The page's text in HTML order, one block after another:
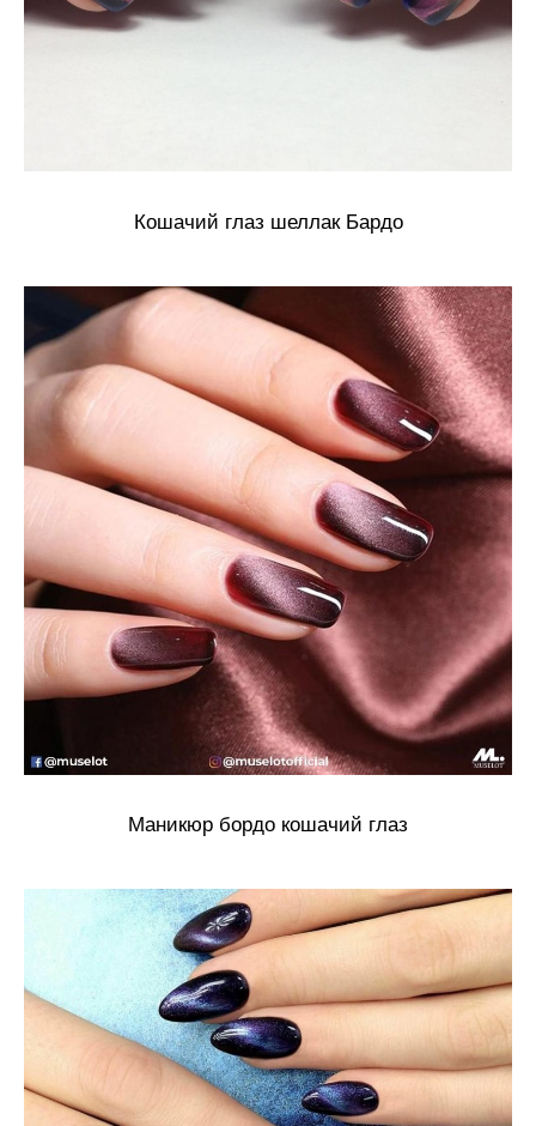
Кошачий глаз шеллак Бардо
Маникюр бордо кошачий глаз